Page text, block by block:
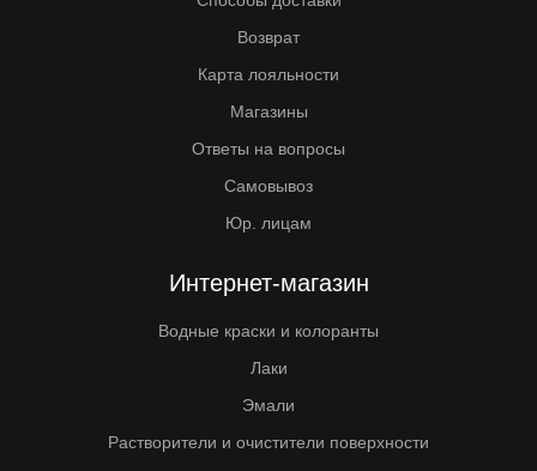
Возврат
Карта лояльности
Магазины
Ответы на вопросы
Самовывоз
Юр. лицам
Интернет-магазин
Водные краски и колоранты
Лаки
Эмали
Растворители и очистители поверхности